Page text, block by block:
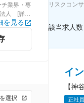
業界・専
法人 [詳細
万円以上
を見る
選択
リスクコン
該当求人数
イ
【神
正社員